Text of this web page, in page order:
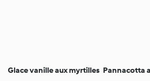
Glace vanille aux myrtilles Pannacotta